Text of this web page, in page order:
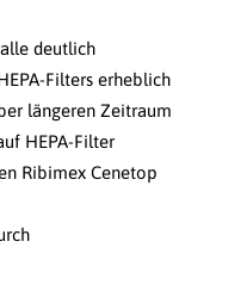
deutlich
Filters erheblich
längeren Zeitraum
HEPA-Filter
Ribimex Cenetop